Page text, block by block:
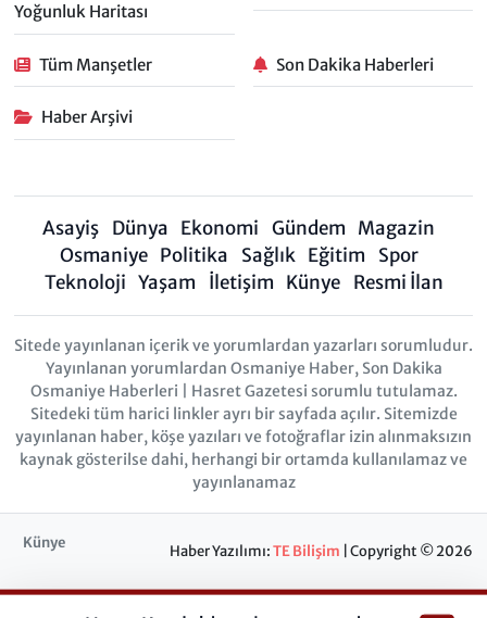
Yoğunluk Haritası
Tüm Manşetler Son Dakika Haberleri
Haber Arşivi
Asayiş Dünya Ekonomi Gündem Magazin
Osmaniye Politika Sağlık Eğitim
Spor
Teknoloji Yaşam İletişim Künye Resmi İlan
Sitede yayınlanan içerik ve yorumlardan yazarları sorumludur.
Yayınlanan yorumlardan Osmaniye Haber, Son Dakika
Osmaniye Haberleri | Hasret Gazetesi sorumlu tutulamaz.
Sitedeki tüm harici linkler ayrı bir sayfada açılır. Sitemizde
yayınlanan haber, köşe yazıları ve fotoğraflar izin alınmaksızın
kaynak gösterilse dahi, herhangi bir ortamda kullanılamaz ve
yayınlanamaz
Künye Haber Yazılımı:TE Bilişim | Copyright © 2026